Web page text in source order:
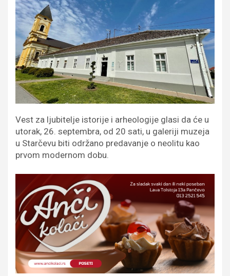
Vest za ljubitelje istorije i arheologije glasi da će u
utorak, 26. septembra, od 20 sati, u galeriji muzeja
u Starčevu biti održano predavanje o neolitu kao
prvom modernom dobu.